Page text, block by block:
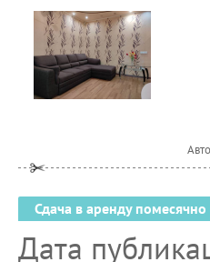
Сдача в аренду
Дата